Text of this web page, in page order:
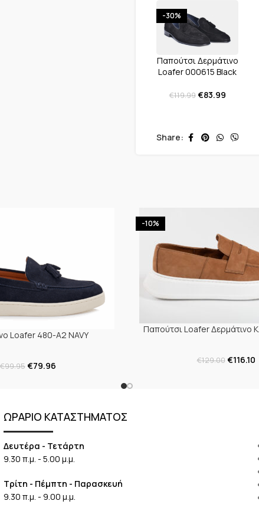
-30%
Παπούτσι Δερμάτινο
Loafer 000615 Black
€119.99€83.99
Share:
Loafer 480-A2 NAVY
€99.95 €79.96
-10%
Παπούτσι Loafer Δερμάτινο
€129.00 €116.10
ΩΡΑΡΙΟ ΚΑΤΑΣΤΗΜΑΤΟΣ
Δευτέρα - Τετάρτη
9.30 π.μ. - 5.00 μ.μ.
Τρίτη - Πέμπτη - Παρασκευή
9.30 π.μ. - 9.00 μ.μ.